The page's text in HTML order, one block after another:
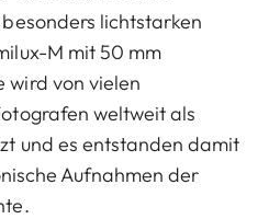
lichtstarken
M mit 50 mm
wird von vielen
weltweit als
und es entstanden damit
Aufnahmen der